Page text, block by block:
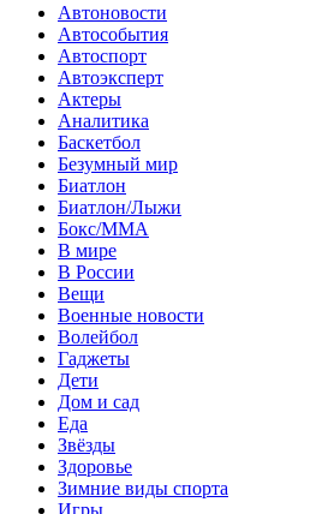
Автоновости
Автособытия
Автоспорт
Автоэксперт
Актеры
Аналитика
Баскетбол
Безумный мир
Биатлон
Биатлон/Лыжи
Бокс/MMA
В мире
В России
Вещи
Военные новости
Волейбол
Гаджеты
Дети
Дом и сад
Еда
Звёзды
Здоровье
Зимние виды спорта
Игры